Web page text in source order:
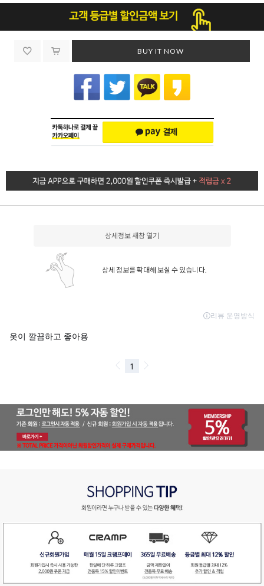
BUY IT NOW
상세정보 새창 열기
상세 정보를 확대해 보실 수 있습니다.